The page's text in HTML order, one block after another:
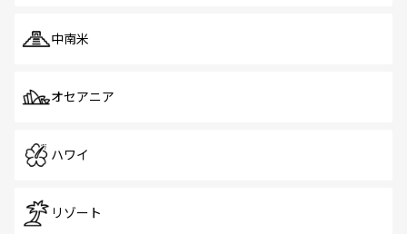
中南米
オセアニア
ハワイ
リゾート